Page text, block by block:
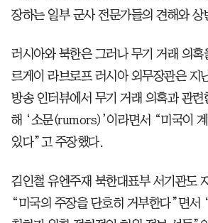
장하는 일부 군사 전문가들의 견해와 상
러시아와 북한은 그러나 무기 거래 의혹
르게이 라브로프 러시아 외무장관은 지
방송 인터뷰에서 무기 거래 의혹과 관련
해 ‘소문(rumors)’이라면서 “미국이
있다”고 주장했다.
김인철 유엔주재 북한대표부 서기관도
“미국의 주장을 단호히 거부한다”면서